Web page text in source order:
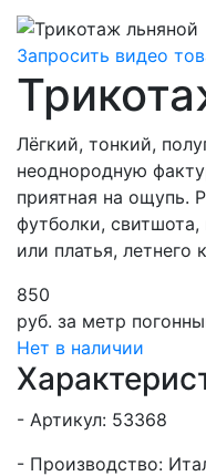
Запросить видео
Лёгкий, тонкий,
неоднородную
приятная на ощупь.
футболки, свитшота,
или платья, летнего
850
руб. за метр погонный
Нет в наличии
- Артикул: 53368
- Производство: